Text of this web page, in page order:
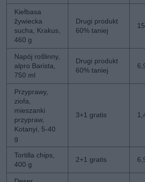
Kiełbasa
żywiecka
sucha, Krakus,
460 g
Drugi produkt
60% taniej
Napój roślinny,
alpro Barista,
750 ml
Drugi produkt
60% taniej
Przyprawy,
zioła,
mieszanki
przypraw,
Kotanyi, 5-40
g
3+1 gratis
Tortilla chips,
400 g
2+1 gratis